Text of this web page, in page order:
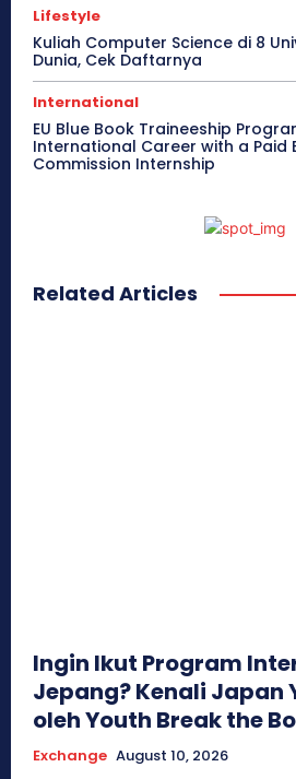
Lifestyle
Kuliah Computer Science di 8
Dunia, Cek Daftarnya
International
EU Blue Book Traineeship
International Career with a Paid
Commission Internship
Related Articles
Ingin Ikut Program
Jepang? Kenali Japan
oleh Youth Break the
Exchange August 10, 2026